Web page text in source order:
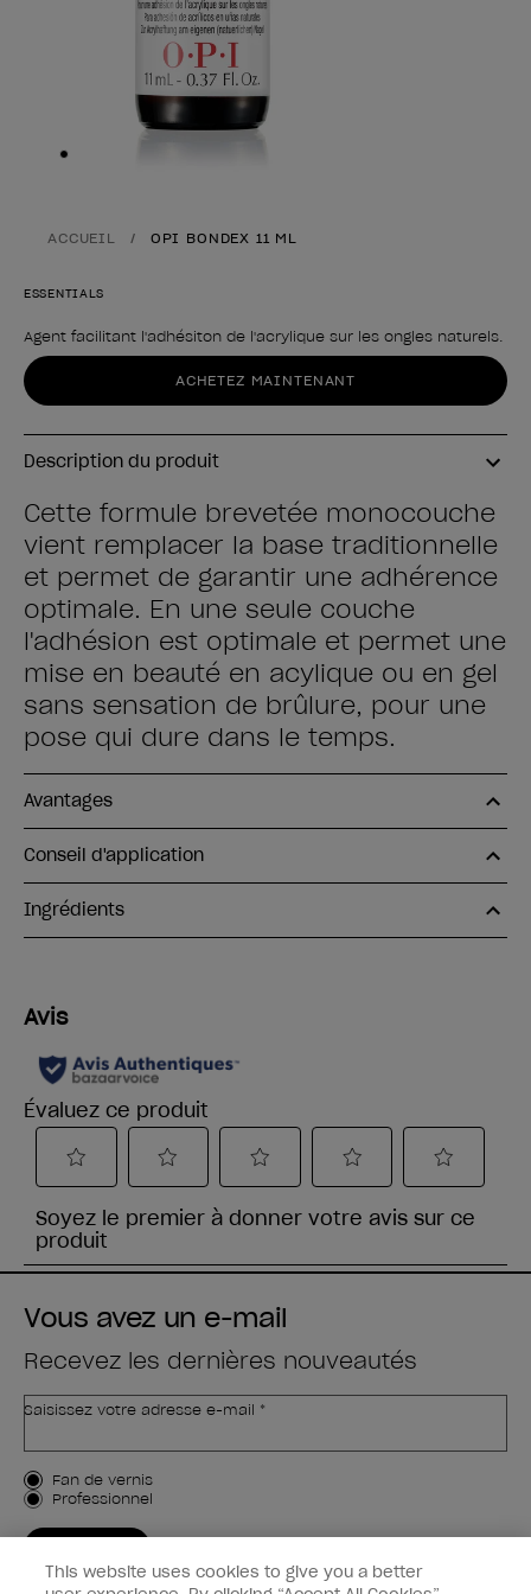
Skip to slide
ACCUEIL OPI BONDEX 11 ML
ESSENTIALS
Agent facilitant l'adhésiton de l'acrylique sur les ongles naturels.
Forme du produit
ACHETEZ MAINTENANT
Description du produit
Cette formule brevetée monocouche
vient remplacer la base traditionnelle
et permet de garantir une adhérence
optimale. En une seule couche
l'adhésion est optimale et permet une
mise en beauté en acylique ou en gel
sans sensation de brûlure, pour une
pose qui dure dans le temps.
Avantages
Conseil d'application
Ingrédients
Vous avez un e-mail
Recevez les dernières nouveautés
Saisissez votre adresse e-mail *
Type de client
Fan de vernis
Professionnel
This website uses cookies to give you a better